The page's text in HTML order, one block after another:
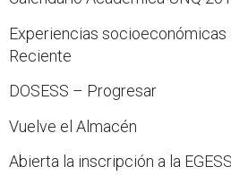
Experiencias socioeconómicas
Reciente
DOSESS – Progresar
Vuelve el Almacén
Abierta la inscripción a la EGESS